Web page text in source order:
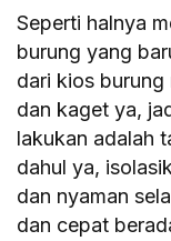
Seperti halnya
burung yang
dari kios
dan kaget ya,
lakukan adalah
dahul ya,
dan nyaman
dan cepat